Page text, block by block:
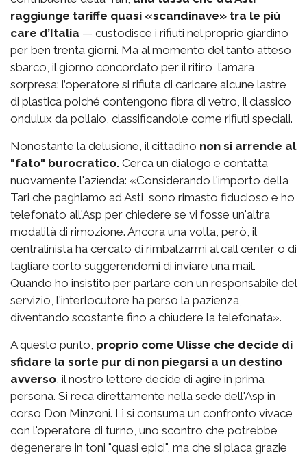
raggiunge tariffe quasi «scandinave» tra le più
care d’Italia — custodisce i rifiuti nel proprio giardino
per ben trenta giorni. Ma al momento del tanto atteso
sbarco, il giorno concordato per il ritiro, l’amara
sorpresa: l’operatore si rifiuta di caricare alcune lastre
di plastica poiché contengono fibra di vetro, il classico
ondulux da pollaio, classificandole come rifiuti speciali.
Nonostante la delusione, il cittadino non si arrende al
"fato" burocratico. Cerca un dialogo e contatta
nuovamente l'azienda: «Considerando l'importo della
Tari che paghiamo ad Asti, sono rimasto fiducioso e ho
telefonato all'Asp per chiedere se vi fosse un'altra
modalità di rimozione. Ancora una volta, però, il
centralinista ha cercato di rimbalzarmi al call center o di
tagliare corto suggerendomi di inviare una mail.
Quando ho insistito per parlare con un responsabile del
servizio, l'interlocutore ha perso la pazienza,
diventando scostante fino a chiudere la telefonata».
A questo punto, proprio come Ulisse che decide di
sfidare la sorte pur di non piegarsi a un destino
avverso, il nostro lettore decide di agire in prima
persona. Si reca direttamente nella sede dell'Asp in
corso Don Minzoni. Lì si consuma un confronto vivace
con l'operatore di turno, uno scontro che potrebbe
degenerare in toni "quasi epici", ma che si placa grazie